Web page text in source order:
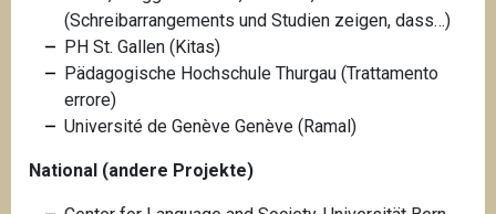
(Schreibarrangements und Studien zeigen, dass…)
PH St. Gallen (Kitas)
Pädagogische Hochschule Thurgau (Trattamento
errore)
Université de Genève Genève (Ramal)
National (andere Projekte)